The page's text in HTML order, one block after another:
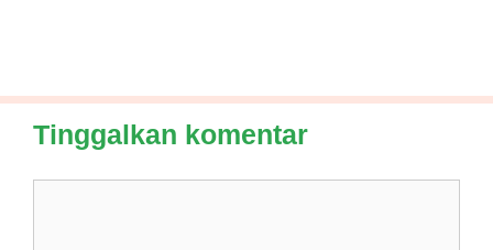
Tinggalkan komentar